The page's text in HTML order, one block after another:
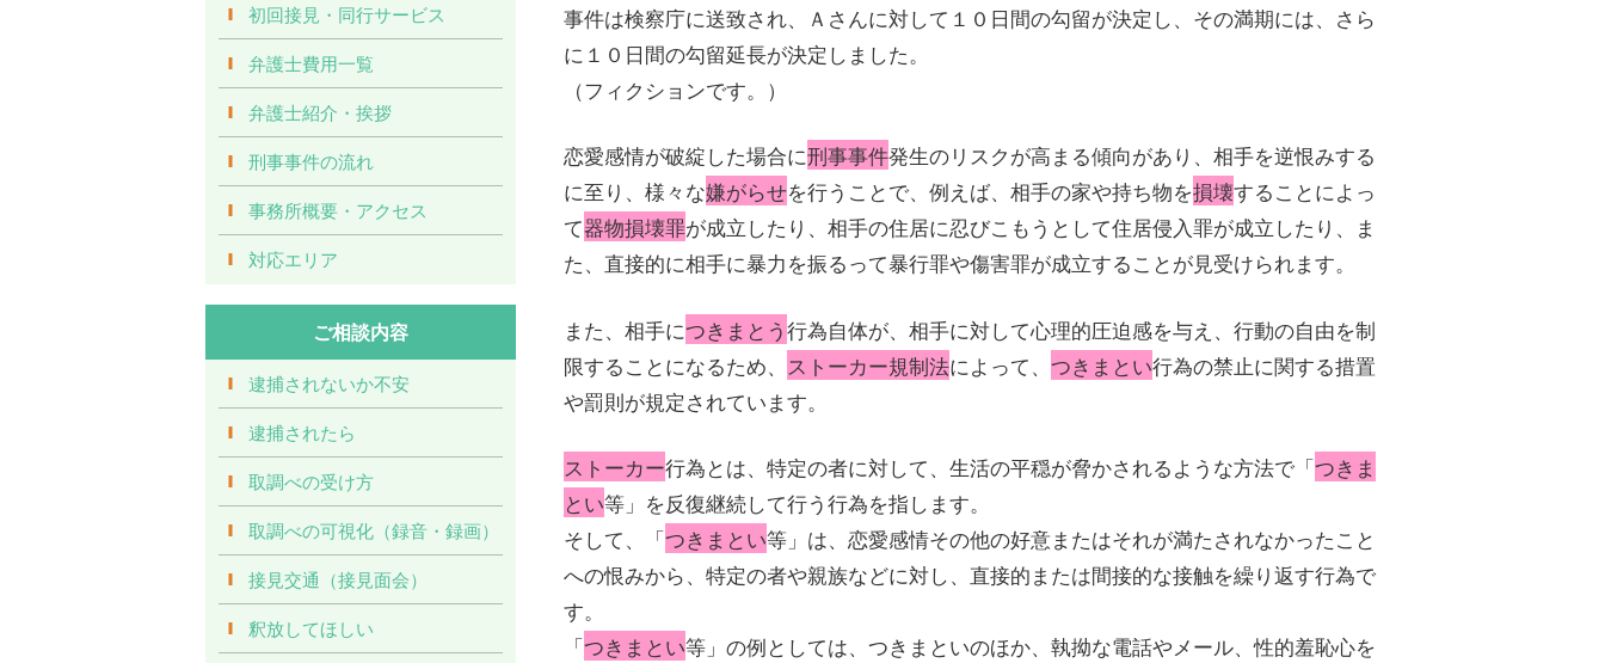
事件は検察庁に送致され、Ａさんに対して１０日間の勾留が決定し、その満期には、さら
に１０日間の勾留延長が決定しました。
（フィクションです。）
恋愛感情が破綻した場合に刑事事件発生のリスクが高まる傾向があり、相手を逆恨みする
に至り、様々な嫌がらせを行うことで、例えば、相手の家や持ち物を損壊することによっ
て器物損壊罪が成立したり、相手の住居に忍びこもうとして住居侵入罪が成立したり、ま
た、直接的に相手に暴力を振るって暴行罪や傷害罪が成立することが見受けられます。
また、相手につきまとう行為自体が、相手に対して心理的圧迫感を与え、行動の自由を制
限することになるため、
ストーカー規制法によって、 つきまとい行為の禁止に関する措置
や罰則が規定されています。
ストーカー行為とは、特定の者に対して、生活の平穏が脅かされるような方法で「つきま
とい等」を反復継続して行う行為を指します。
そして、「つきまとい等」は、恋愛感情その他の好意またはそれが満たされなかったこと
への恨みから、特定の者や親族などに対し、直接的または間接的な接触を繰り返す行為で
す。
「つきまとい等」の例としては、つきまといのほか、執拗な電話やメール、性的羞恥心を
初回接見・同行サービス
弁護士費用一覧
弁護士紹介・挨拶
刑事事件の流れ
事務所概要・アクセス
対応エリア
ご相談内容
逮捕されないか不安
逮捕されたら
取調べの受け方
取調べの可視化（録音・録画）
接見交通（接見面会）
釈放してほしい